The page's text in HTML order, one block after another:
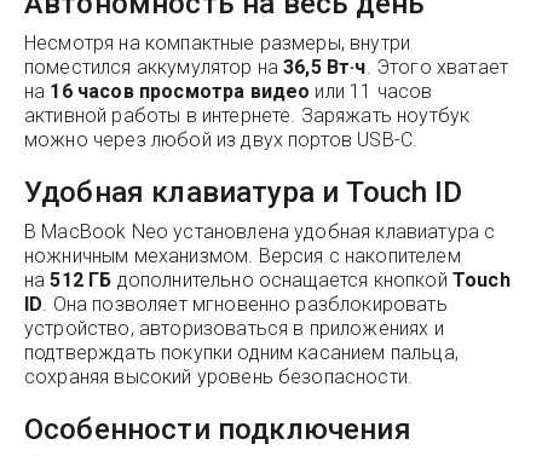
Несмотря на компактные размеры, внутри
поместился аккумулятор на36,5 Вт·ч. Этого хватает
на 16 часов просмотра видео или 11 часов
активной работы в интернете. Заряжать ноутбук
можно через любой из двух портов USB-C.
Удобная клавиатура и Touch ID
В MacBook Neo установлена удобная клавиатура с
ножничным механизмом. Версия с накопителем
на512 ГБ дополнительно оснащается кнопкой Touch
ID. Она позволяет мгновенно разблокировать
устройство, авторизоваться в приложениях и
подтверждать покупки одним касанием пальца,
сохраняя высокий уровень безопасности.
Особенности подключения